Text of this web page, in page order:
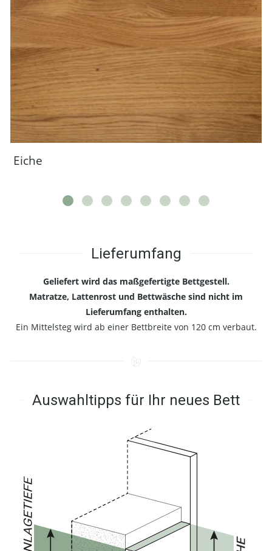
Eiche
Lieferumfang
Geliefert wird das maßgefertigte Bettgestell.
Matratze, Lattenrost und Bettwäsche sind nicht im
Lieferumfang enthalten.
Ein Mittelsteg wird ab einer Bettbreite von 120 cm verbaut.
Auswahltipps für Ihr neues Bett